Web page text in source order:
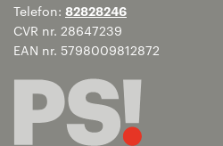
Telefon: 82828246
CVR nr. 28647239
EAN nr. 5798009812872